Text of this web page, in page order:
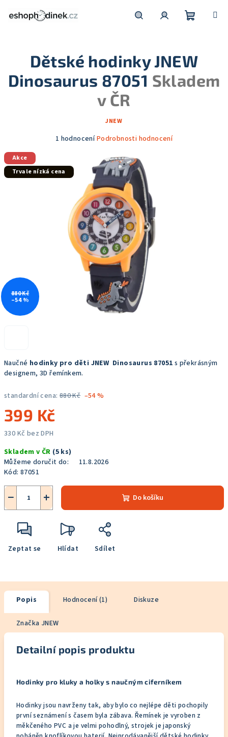
košík
Naučné hodinky pro děti JNEW Dinosaurus 87051 s překrásným
designem, 3D řemínkem.
standardní cena: 880 Kč –54 %
399 Kč
330 Kč bez DPH
cena:
Skladem v ČR (5 ks)
Můžeme doručit do:
11.8.2026
Kód: 87051
+
− Do košíku
Zeptat se Hlídat Sdílet
Dětské hodinky JNEW
Dinosaurus 87051 Skladem
v ČR
JNEW
Průměrné
je
5,0
hvězdiček.
1 hodnoceníPodrobnosti hodnocení
Akce
Trvale nízká cena
880 Kč
–54 %
Popis Hodnocení (1) Diskuze
Značka JNEW
Detailní popis produktu
Hodinky pro kluky a holky s naučným ciferníkem
Hodinky jsou navrženy tak, aby bylo co nejlépe děti pochopily
první seznámení s časem byla zábava. Řemínek je vyroben z
měkčeného PVC a je velmi pohodlný, strojek je japonský